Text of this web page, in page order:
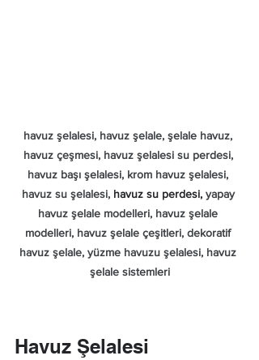
havuz şelalesi, havuz şelale, şelale havuz,
havuz çeşmesi, havuz şelalesi su perdesi,
havuz başı şelalesi, krom havuz şelalesi,
havuz su şelalesi, havuz su perdesi, yapay
havuz şelale modelleri, havuz şelale
modelleri, havuz şelale çeşitleri, dekoratif
havuz şelale, yüzme havuzu şelalesi, havuz
şelale sistemleri
Havuz Şelalesi